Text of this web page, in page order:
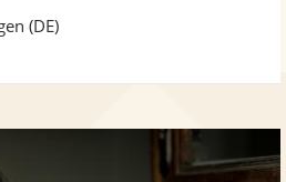
(DE)